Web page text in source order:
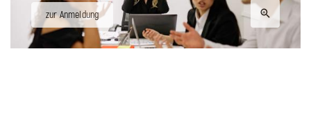
zur Anmeldung